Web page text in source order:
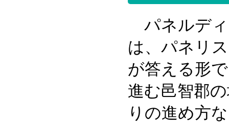
パネルデ
は、パネリ
が答える形
進む邑智郡
りの進め方